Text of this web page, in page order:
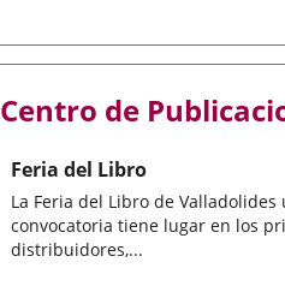
Centro de
Feria del Libro
La Feria del Libro de
convocatoria tiene lugar en los
distribuidores,...